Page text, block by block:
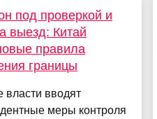
под проверкой и
выезд: Китай
правила
границы
власти вводят
меры контроля